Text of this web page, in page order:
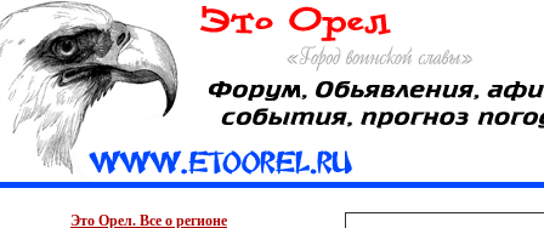
Это Орел. Все о регионе